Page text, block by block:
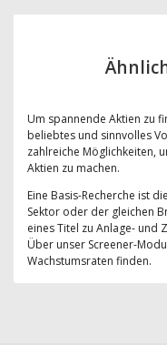
Um spannende Aktien zu
beliebtes und sinnvolles
zahlreiche Möglichkeiten,
Aktien zu machen.
Eine Basis-Recherche ist
Sektor oder der gleichen
eines Titel zu Anlage- und
Über unser Screener-
Wachstumsraten finden.